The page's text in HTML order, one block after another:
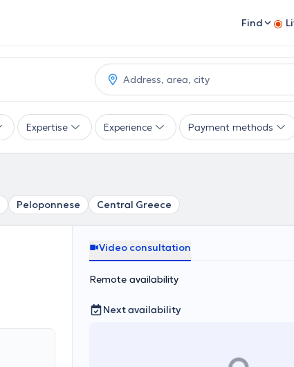
Find
Expertise Experience Payment methods
Peloponnese Central Greece
Video consultation
Remote availability
Next availability